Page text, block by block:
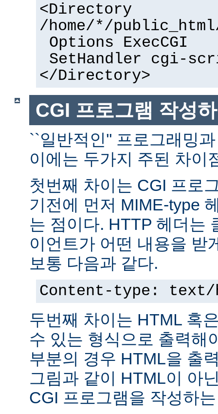
<Directory
/home/*/
Options ExecCGI
SetHandler cgi-
</Directory>
CGI 프로그램 작성
``일반적인'' 프로그래밍
이에는 두가지 주된 차이
첫번째 차이는 CGI 프로
기전에 먼저 MIME-type
는 점이다. HTTP 헤더는
이언트가 어떤 내용을 받
보통 다음과 같다.
Content-type: text/
두번째 차이는 HTML 혹
수 있는 형식으로 출력해
부분의 경우 HTML을 출
그림과 같이 HTML이 아
CGI 프로그램을 작성하